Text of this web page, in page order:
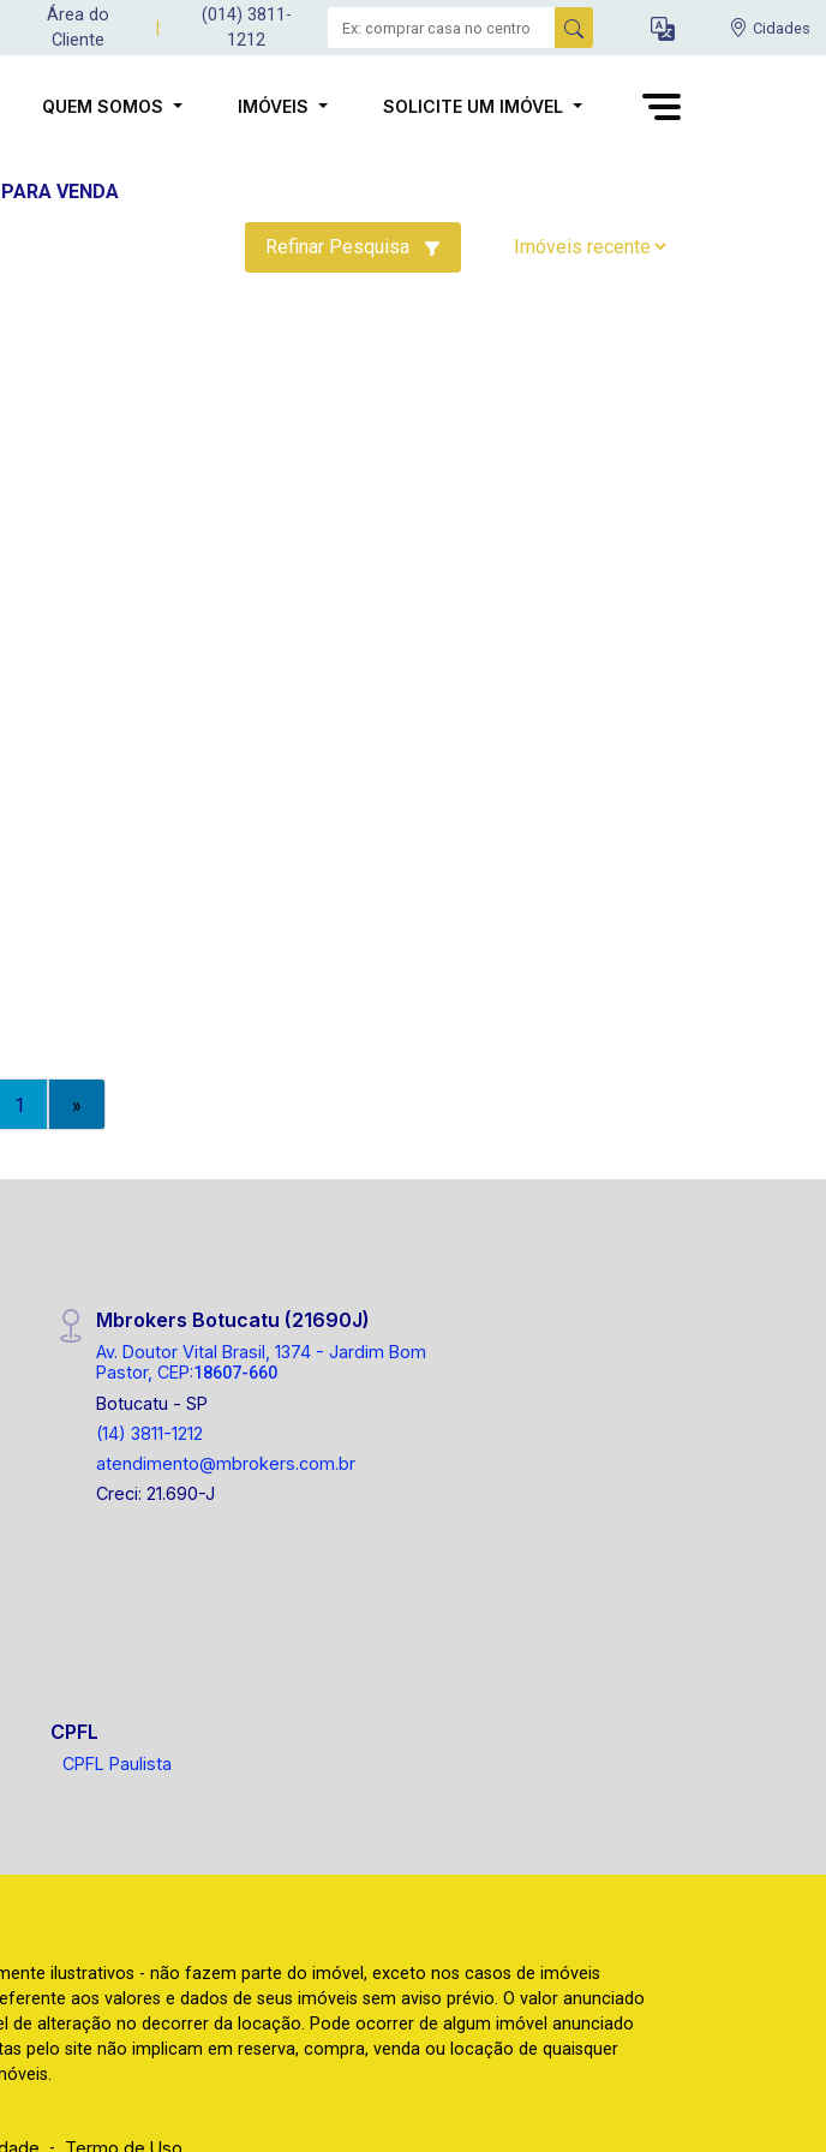
Área do
Cliente
(014) 3811-
1212
Cidades
QUEM SOMOS IMÓVEIS SOLICITE UM IMÓVEL
VENDA
Refinar Pesquisa
1 »
Mbrokers Botucatu (21690J)
Av. Doutor Vital Brasil, 1374 - Jardim Bom
Pastor, CEP:18607-660
Botucatu - SP
(14) 3811-1212
atendimento@mbrokers.com.br
Creci: 21.690-J
CPFL
CPFL Paulista
ilustrativos - não fazem parte do imóvel, exceto nos casos de imóveis
aos valores e dados de seus imóveis sem aviso prévio. O valor anunciado
alteração no decorrer da locação. Pode ocorrer de algum imóvel anunciado
pelo site não implicam em reserva, compra, venda ou locação de quaisquer